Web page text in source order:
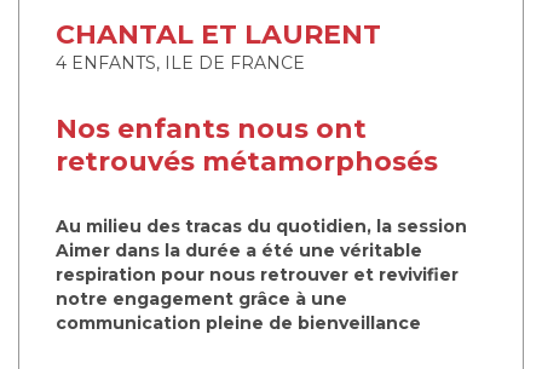
CHANTAL ET LAURENT
4 ENFANTS, ILE DE FRANCE
Nos enfants nous ont
retrouvés métamorphosés
Au milieu des tracas du quotidien, la session
Aimer dans la durée a été une véritable
respiration pour nous retrouver et revivifier
notre engagement grâce à une
communication pleine de bienveillance